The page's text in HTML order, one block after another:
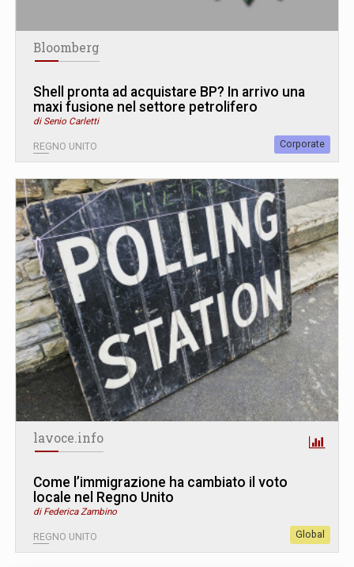
Bloomberg
Shell pronta ad acquistare BP? In arrivo una
maxi fusione nel settore petrolifero
di Senio Carletti
REGNO UNITO Corporate
lavoce.info
Come l’immigrazione ha cambiato il voto
locale nel Regno Unito
di Federica Zambino
REGNO UNITO Global